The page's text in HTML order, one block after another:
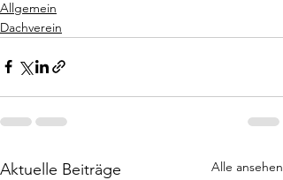
Allgemein
Dachverein
Aktuelle Beiträge Alle ansehen